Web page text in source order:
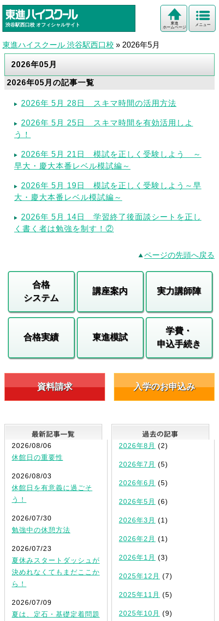
渋谷駅西口校 オフィシャルサイト メニュー
東進
ホームページ
東進ハイスクール 渋谷駅西口校 » 2026年5月
2026年05月
2026年05月の記事一覧
2026年 5月 28日 スキマ時間の活用方法
2026年 5月 25日 スキマ時間を有効活用しよ
う！
2026年 5月 21日 模試を正しく受験しよう ～
早大・慶大本番レベル模試編～
2026年 5月 19日 模試を正しく受験しよう～早
大・慶大本番レベル模試編～
2026年 5月 14日 学習終了後面談シートを正し
く書く者は勉強を制す！②
ページの先頭へ戻る
合格
システム
講座案内 実力講師陣
合格実績 東進模試
学費・
申込手続き
資料請求 入学のお申込み
最新記事一覧
2026/08/06
休館日の重要性
2026/08/03
休館日を有意義に過ごそ
う！
2026/07/30
勉強中の休憩方法
2026/07/23
夏休みスタートダッシュが
決めれなくてもまだここか
ら！
2026/07/09
夏は、定石・基礎定着問題
2026年8月 (2)
2026年7月 (5)
2026年6月 (5)
2026年5月 (6)
2026年3月 (1)
2026年2月 (1)
2026年1月 (3)
2025年12月 (7)
2025年11月 (5)
2025年10月 (9)